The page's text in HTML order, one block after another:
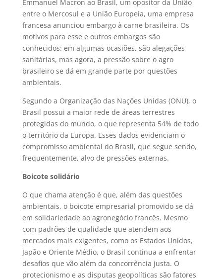
Emmanuel Macron ao Brasil, um opositor da União
entre o Mercosul e a União Europeia, uma empresa
francesa anunciou embargo à carne brasileira. Os
motivos para esse e outros embargos são
conhecidos: em algumas ocasiões, são alegações
sanitárias, mas agora, a pressão sobre o agro
brasileiro se dá em grande parte por questões
ambientais.
Segundo a Organização das Nações Unidas (ONU), o
Brasil possui a maior rede de áreas terrestres
protegidas do mundo, o que representa 54% de todo
o território da Europa. Esses dados evidenciam o
compromisso ambiental do Brasil, que segue sendo,
frequentemente, alvo de pressões externas.
Boicote solidário
O que chama atenção é que, além das questões
ambientais, o boicote empresarial promovido se dá
em solidariedade ao agronegócio francês. Mesmo
com padrões de qualidade que atendem aos
mercados mais exigentes, como os Estados Unidos,
Japão e Oriente Médio, o Brasil continua a enfrentar
desafios que vão além da concorrência justa. O
protecionismo e as disputas geopolíticas são fatores